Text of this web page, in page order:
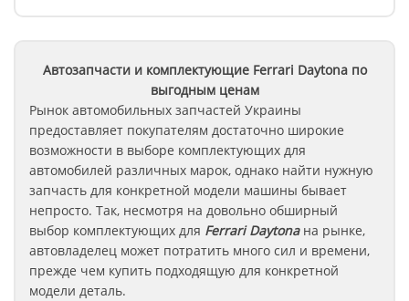
Автозапчасти и комплектующие Ferrari Daytonaпо
выгодным ценам
Рынок автомобильных запчастей Украины
предоставляет покупателям достаточно широкие
возможности в выборе комплектующих для
автомобилей различных марок, однако найти нужную
запчасть для конкретной модели машины бывает
непросто. Так, несмотря на довольно обширный
выбор комплектующих для Ferrari Daytonaна рынке,
автовладелец может потратить много сил и времени,
прежде чем купить подходящую для конкретной
модели деталь.